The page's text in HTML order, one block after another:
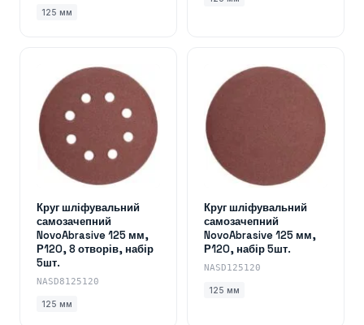
125 мм
Круг шліфувальний
самозачепний
NovoAbrasive 125 мм,
Р120, 8 отворів, набір
5шт.
NASD8125120
125 мм
Круг шліфувальний
самозачепний
NovoAbrasive 125 мм,
Р120, набір 5шт.
NASD125120
125 мм